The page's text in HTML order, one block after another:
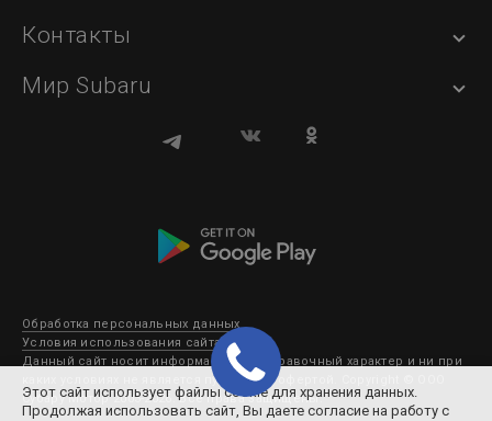
Контакты
Мир Subaru
Обработка персональных данных
Условия использования сайта
Данный сайт носит информационно-справочный характер и ни при
каких условиях не является публичной офертой. Copyright © ООО
Субару Мотор 2003-2026. Все права защищены.
Этот сайт использует файлы cookie для хранения данных.
Продолжая использовать сайт, Вы даете согласие на работу с